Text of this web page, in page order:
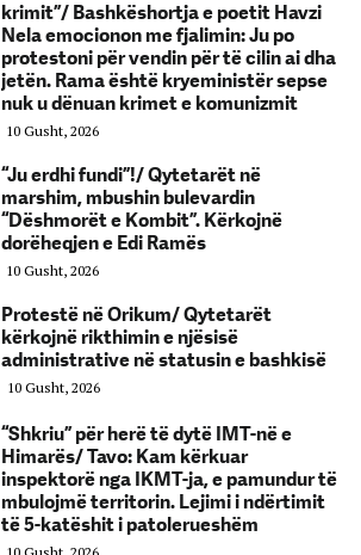
krimit”/ Bashkëshortja e poetit Havzi
Nela emocionon me fjalimin: Ju po
protestoni për vendin për të cilin ai dha
jetën. Rama është kryeministër sepse
nuk u dënuan krimet e komunizmit
10 Gusht, 2026
“Ju erdhi fundi”!/ Qytetarët në
marshim, mbushin bulevardin
“Dëshmorët e Kombit”. Kërkojnë
dorëheqjen e Edi Ramës
10 Gusht, 2026
Protestë në Orikum/ Qytetarët
kërkojnë rikthimin e njësisë
administrative në statusin e bashkisë
10 Gusht, 2026
“Shkriu” për herë të dytë IMT-në e
Himarës/ Tavo: Kam kërkuar
inspektorë nga IKMT-ja, e pamundur të
mbulojmë territorin. Lejimi i ndërtimit
të 5-katëshit i patolerueshëm